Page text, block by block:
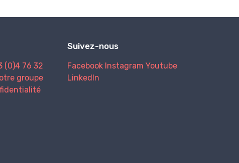
(0)4 76 32
groupe
Suivez-nous
Facebook Instagram Youtube
LinkedIn